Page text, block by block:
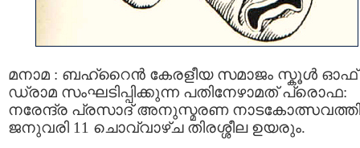
മനാമ : ബഹ്റൈന്‍ കേരളീയ സമാജം സ്കൂൾ ഓഫ്‌
ഡ്രാമ സംഘടിപ്പിക്കുന്ന പതിനേഴാമത്‌ പ്രൊഫ:
നരേന്ദ്ര പ്രസാദ്‌ അനുസ്മരണ
ജനുവരി 11 ചൊവ്വാഴ്ച തിരശ്ശീല ഉയരും.